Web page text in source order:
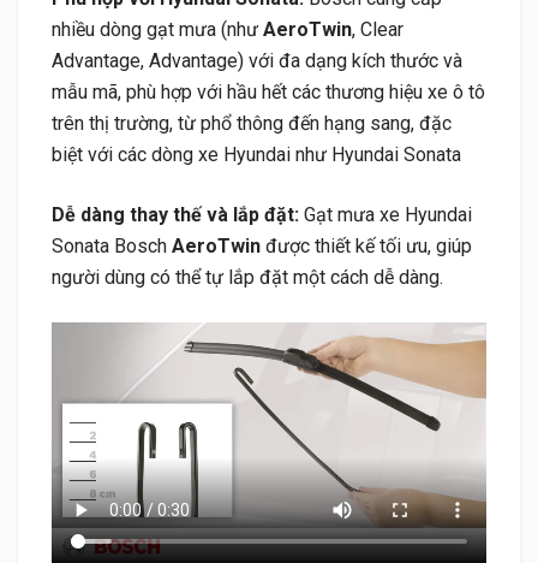
nhiều dòng gạt mưa (như AeroTwin, Clear
Advantage, Advantage) với đa dạng kích thước và
mẫu mã, phù hợp với hầu hết các thương hiệu xe ô tô
trên thị trường, từ phổ thông đến hạng sang, đặc
biệt với các dòng xe Hyundai như Hyundai Sonata
Dễ dàng thay thế và lắp đặt: Gạt mưa xe Hyundai
Sonata Bosch AeroTwin được thiết kế tối ưu, giúp
người dùng có thể tự lắp đặt một cách dễ dàng.